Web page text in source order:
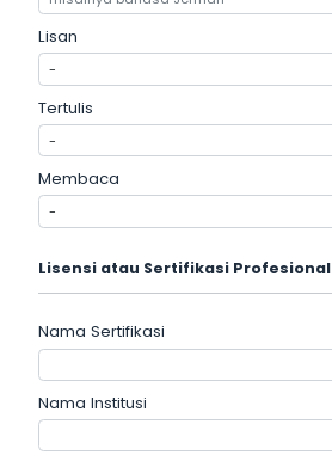
Lisan
Tertulis
Membaca
Lisensi atau Sertifikasi Profesional
Nama Sertifikasi
Nama Institusi